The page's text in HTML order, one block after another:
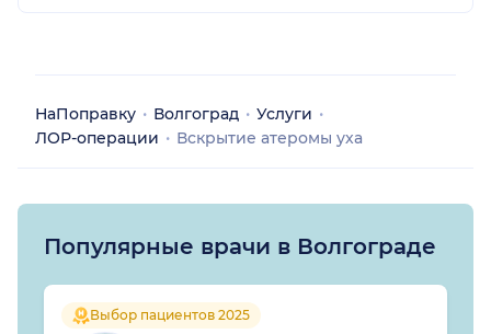
НаПоправку Волгоград
Услуги
ЛОР-операции
Вскрытие атеромы уха
Популярные врачи в Волгограде
Выбор пациентов 2025